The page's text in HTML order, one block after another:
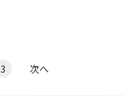
3 次へ